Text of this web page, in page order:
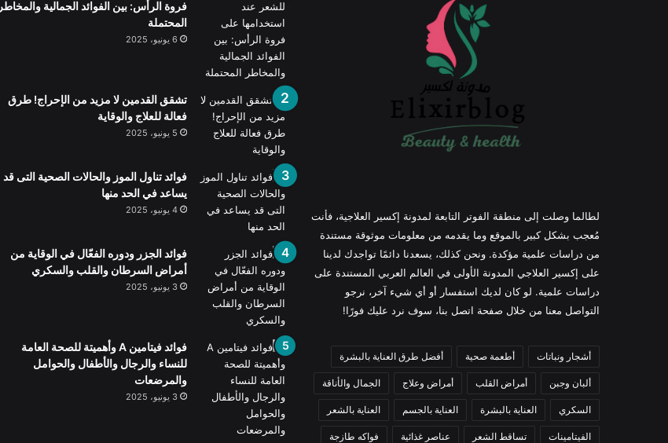
لطالما وصلت إلى منطقة الفوتر التابعة لمدونة إكسير العلاجية، فأنت
مُعجب بشكل كبير بالموقع وما يقدمه من معلومات موثوقة مستندة
من دراسات علمية مؤكدة. ونحن كذلك، يسعدنا دائمًا تواجدك لدينا
على إكسير العلاجي المدونة الأولى في العالم العربي المستندة على
دراسات علمية. لو كان لديك استفسار أو أي شيء آخر، نرجو
التواصل معنا من خلال صفحة اتصل بنا، سوف نرد عليك فورًا!
أشجار ونباتات أطعمة صحية أفضل طرق العناية بالبشرة
ألبان وجبن أمراض القلب أمراض وعلاج الجمال والأناقة
السكري العناية بالبشرة العناية بالجسم العناية بالشعر
الفيتامينات تساقط الشعر عناصر غذائية فواكه طازجة
فروة الرأس: بين الفوائد الجمالية والمخاطر
المحتملة
6 يونيو، 2025
تشقق القدمين لا مزيد من الإحراج! طرق
فعالة للعلاج والوقاية
5 يونيو، 2025
فوائد تناول الموز والحالات الصحية التى قد
يساعد في الحد منها
4 يونيو، 2025
فوائد الجزر ودوره الفعّال في الوقاية من
أمراض السرطان والقلب والسكري
3 يونيو، 2025
فوائد فيتامين A وأهميتة للصحة العامة
للنساء والرجال والأطفال والحوامل
والمرضعات
3 يونيو، 2025